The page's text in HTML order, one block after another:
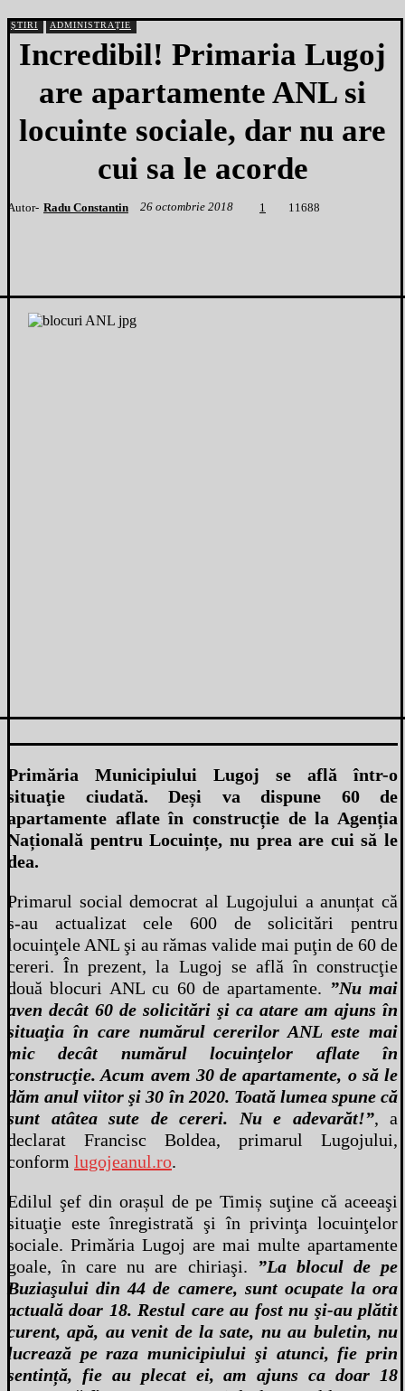
ȘTIRI ADMINISTRAȚIE
Incredibil! Primaria Lugoj
are apartamente ANL si
locuinte sociale, dar nu are
cui sa le acorde
Autor- Radu Constantin 26 octombrie 2018 1 1 1688
Primăria Municipiului Lugoj se află într-o
situaţie ciudată. Deși va dispune 60 de
apartamente aflate în construcție de la Agenția
Națională pentru Locuințe, nu prea are cui să le
dea.
Primarul social democrat al Lugojului a anunțat că
s-au actualizat cele 600 de solicitări pentru
locuinţele ANL şi au rămas valide mai puţin de 60 de
cereri. În prezent, la Lugoj se află în construcţie
două blocuri ANL cu 60 de apartamente. ”Nu mai
aven decât 60 de solicitări şi ca atare am ajuns în
situaţia în care numărul cererilor ANL este mai
mic decât numărul locuinţelor aflate în
construcţie. Acum avem 30 de apartamente, o să le
dăm anul viitor şi 30 în 2020. Toată lumea spune că
sunt atâtea sute de cereri. Nu e adevarăt!”, a
declarat Francisc Boldea, primarul Lugojului,
conform lugojeanul.ro.
Edilul şef din orașul de pe Timiș suţine că aceeaşi
situaţie este înregistrată şi în privinţa locuinţelor
sociale. Primăria Lugoj are mai multe apartamente
goale, în care nu are chiriaşi. ”La blocul de pe
Buziaşului din 44 de camere, sunt ocupate la ora
actuală doar 18. Restul care au fost nu şi-au plătit
curent, apă, au venit de la sate, nu au buletin, nu
lucrează pe raza municipiului şi atunci, fie prin
sentință, fie au plecat ei, am ajuns ca doar 18